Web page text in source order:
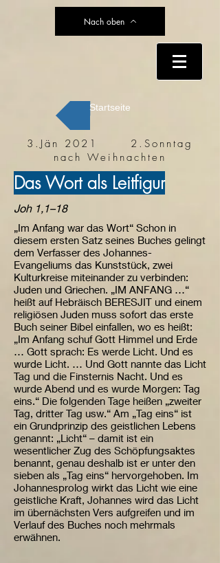
Nach oben
Startseite
3.Jän 2021 2.Sonntag
nach Weihnachten
Das Wort als Leitfigur
Joh 1,1–18
„Im Anfang war das Wort“ Schon in
diesem ersten Satz seines Buches gelingt
dem Verfasser des Johannes-
Evangeliums das Kunststück, zwei
Kulturkreise miteinander zu verbinden:
Juden und Griechen. „IM ANFANG …“
heißt auf Hebräisch BERESJIT und einem
religiösen Juden muss sofort das erste
Buch seiner Bibel einfallen, wo es heißt:
„Im Anfang schuf Gott Himmel und Erde
… Gott sprach: Es werde Licht. Und es
wurde Licht. … Und Gott nannte das Licht
Tag und die Finsternis Nacht. Und es
wurde Abend und es wurde Morgen: Tag
eins.“ Die folgenden Tage heißen „zweiter
Tag, dritter Tag usw.“ Am „Tag eins“ ist
ein Grundprinzip des geistlichen Lebens
genannt: „Licht“ – damit ist ein
wesentlicher Zug des Schöpfungsaktes
benannt, genau deshalb ist er unter den
sieben als „Tag eins“ hervorgehoben. Im
Johannesprolog wirkt das Licht wie eine
geistliche Kraft, Johannes wird das Licht
im übernächsten Vers aufgreifen und im
Verlauf des Buches noch mehrmals
erwähnen.